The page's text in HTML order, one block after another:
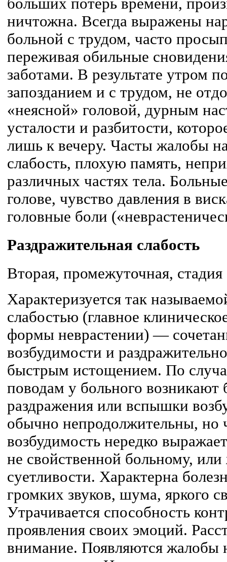
больших потерь времени,
ничтожна. Всегда выражены
больной с трудом, часто
переживая обильные
заботами. В результате утром
запозданием и с трудом, не
«неясной» головой, дурным
усталости и разбитости,
лишь к вечеру. Часты жалобы
слабость, плохую память,
различных частях тела.
голове, чувство давления в
головные боли
Раздражительная слабость
Вторая, промежуточная, стадия
Характеризуется так
слабостью (главное
формы неврастении) —
возбудимости и
быстрым истощением. По
поводам у больного возникают
раздражения или вспышки
обычно непродолжительны,
возбудимость нередко
не свойственной больному,
суетливости. Характерна
громких звуков, шума, яркого
Утрачивается способность
проявления своих эмоций.
внимание. Появляются жалобы